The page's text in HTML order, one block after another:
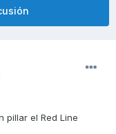
pillar el Red Line